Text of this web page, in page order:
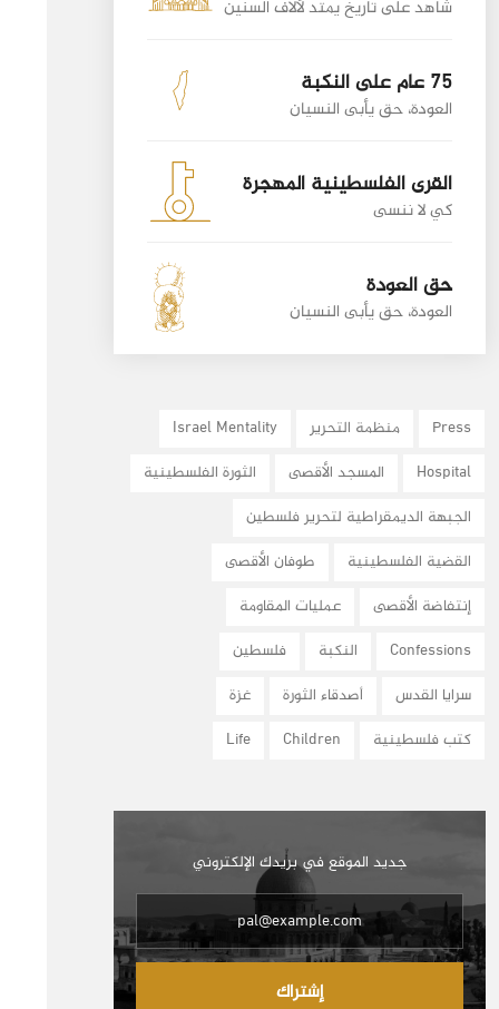
شاهد على تاريخ يمتد لألاف السنين
75 عام على النكبة
العودة، حق يأبى النسيان
القرى الفلسطينية المهجرة
كي لا ننسى
حق العودة
العودة، حق يأبى النسيان
Press منظمة التحرير
Israel Mentality
Hospital
المسجد الأقصى
الثورة الفلسطينية
الجبهة الديمقراطية لتحرير فلسطين
القضية الفلسطينية
طوفان الأقصى
إنتفاضة الأقصى
عمليات المقاومة
Confessions
النكبة
فلسطين
سرايا القدس
أصدقاء الثورة
غزة
كتب فلسطينية
Children
Life
جديد الموقع في بريدك الإلكتروني
إشتراك